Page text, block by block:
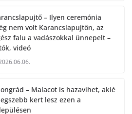
– Ilyen ceremónia
nem volt Karancslapujtőn, az
falu a vadászokkal ünnepelt –
videó
– Malacot is hazavihet, akié
kert lesz ezen a